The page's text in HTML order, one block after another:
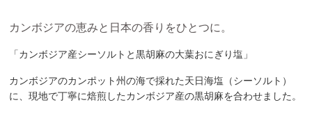
カンボジアの恵みと日本の香りをひとつに。
「カンボジア産シーソルトと黒胡麻の大葉おにぎり塩」
カンボジアのカンポット州の海で採れた天日海塩（シーソルト）
に、現地で丁寧に焙煎したカンボジア産の黒胡麻を合わせました。